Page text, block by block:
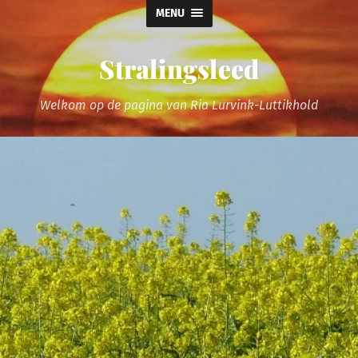
MENU
Stralingsleed
Welkom op de pagina van Ria Lurvink-Luttikhold